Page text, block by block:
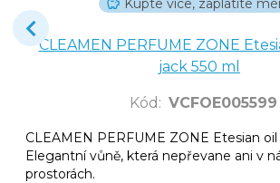
Kupte více, zaplatíte
CLEAMEN PERFUME ZONE
jack 550 ml
Kód : VCFOE005599
CLEAMEN PERFUME ZONE Etesian oil
Elegantní vůně, která nepřevane ani v
prostorách.